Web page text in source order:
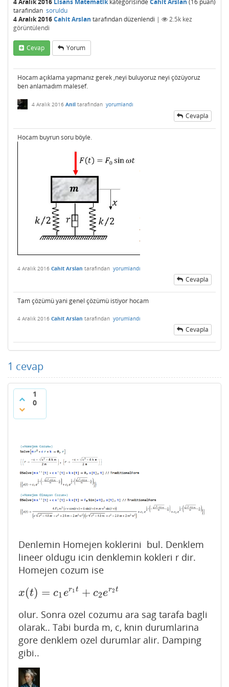
4 Aralık 2016 Lisans Matematikkategorisinde Cahit Arslan (16 puan)
tarafından soruldu
4 Aralık 2016Cahit Arslan tarafındandüzenlendi | 2.5k kez
görüntülendi
Cevap Yorum
Hocam açıklama yapmanız gerek ,neyi buluyoruz neyi çözüyoruz
ben anlamadım malesef.
4 Aralık 2016 Anil tarafından yorumlandı
Cevapla
Hocam buyrun soru böyle.
4 Aralık 2016 Cahit Arslan tarafından yorumlandı
Cevapla
Tam çözümü yani genel çözümü istiyor hocam
4 Aralık 2016 Cahit Arslan tarafından yorumlandı
Cevapla
1 cevap
1
0
Denlemin Homejen koklerini bul. Denklem
lineer oldugu icin denklemin kokleri r dir.
Homejen cozum ise
x(t) = c1 er1t + c2er2t
x( )=c1e r1t+ c2 er2t
olur. Sonra ozel cozumu ara sag tarafa bagli
olarak.. Tabi burda m, c, knin durumlarina
gore denklem ozel durumlar alir. Damping
gibi..